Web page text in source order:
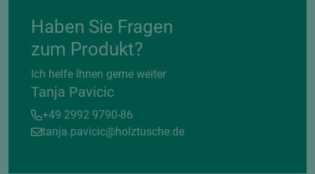
Haben Sie Fragen
zum Produkt?
Ich helfe Ihnen gerne weiter
Tanja Pavicic
+49 2992 9790-86
tanja.pavicic@holztusche.de